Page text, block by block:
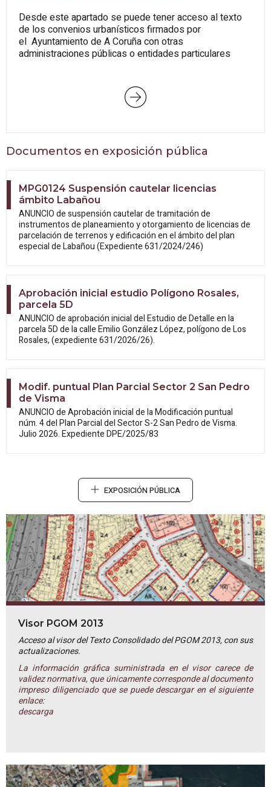
Desde este apartado se puede tener acceso al texto
de los convenios urbanísticos firmados por
el Ayuntamiento de A Coruña con otras
administraciones públicas o entidades particulares
Documentos en exposición pública
MPG0124 Suspensión cautelar licencias
ámbito Labañou
ANUNCIO de suspensión cautelar de tramitación de
instrumentos de planeamiento y otorgamiento de licencias de
parcelación de terrenos y edificación en el ámbito del plan
especial de Labañou (Expediente 631/2024/246)
Aprobación inicial estudio Polígono Rosales,
parcela 5D
ANUNCIO de aprobación inicial del Estudiode Detalle en la
parcela 5D de la calle Emilio González López, polígono de Los
Rosales, (expediente 631/2026/26).
Modif. puntual Plan Parcial Sector 2 San Pedro
de Visma
ANUNCIO de Aprobación inicial de laModificación puntual
núm. 4 del Plan Parcial del Sector S-2 San Pedro de Visma.
Julio 2026. Expediente DPE/2025/83
EXPOSICIÓN PÚBLICA
Visor PGOM 2013
Acceso al visor del Texto Consolidado del PGOM 2013, con sus
actualizaciones.
La información gráfica suministrada en el visor carece de
validez normativa, que únicamente corresponde al documento
impreso diligenciado que se puede descargar en el siguiente
enlace:
descarga